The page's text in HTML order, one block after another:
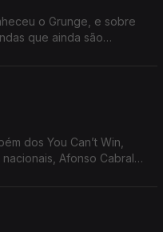
o Grunge, e sobre
que ainda são
dos You Can’t Win,
Afonso Cabral